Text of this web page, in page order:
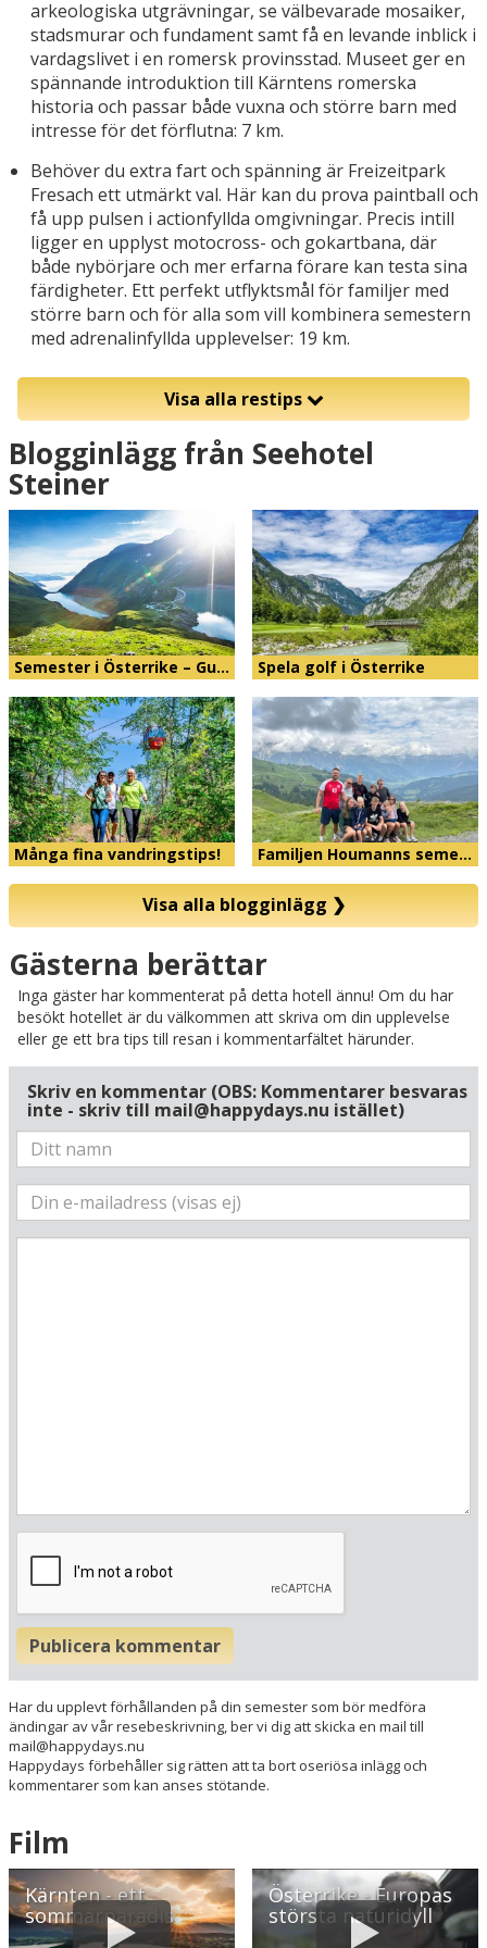
arkeologiska utgrävningar, se välbevarade mosaiker,
stadsmurar och fundament samt få en levande inblick i
vardagslivet i en romersk provinsstad. Museet ger en
spännande introduktion till Kärntens romerska
historia och passar både vuxna och större barn med
intresse för det förflutna: 7 km.
Behöver du extra fart och spänning är Freizeitpark
Fresach ett utmärkt val. Här kan du prova paintball och
få upp pulsen i actionfyllda omgivningar. Precis intill
ligger en upplyst motocross- och gokartbana, där
både nybörjare och mer erfarna förare kan testa sina
färdigheter. Ett perfekt utflyktsmål för familjer med
större barn och för alla som vill kombinera semestern
med adrenalinfyllda upplevelser: 19 km.
Visa alla restips
Blogginlägg från Seehotel
Steiner
Semester i Österrike – Gu… Spela golf i Österrike
Många fina vandringstips! Familjen Houmanns seme…
Visa alla blogginlägg❯
Karta
Visa alla Happydays hotell i Österrike
Flygplatser
Museer
Radie runt hotellet:
Hitta vägen till hotellet
Süduferweg 1-4
A-9871 Seeboden
Østrig
Din adress
Gästerna berättar
Inga gäster har kommenterat på detta hotell ännu! Om du har
besökt hotellet är du välkommen att skriva om din upplevelse
eller ge ett bra tips till resan i kommentarfältet härunder.
Skriv en kommentar (OBS: Kommentarer besvaras
inte - skriv till mail@happydays.nu istället)
Publicera kommentar
Har du upplevt förhållanden på din semester som bör medföra
ändingar av vår resebeskrivning, ber vi dig att skicka en mail till
mail@happydays.nu
Happydays förbehåller sig rätten att ta bort oseriösa inlägg och
kommentarer som kan anses stötande.
Film
Kärnten - ett
sommarparadis
Österrike - Europas
största naturidyll